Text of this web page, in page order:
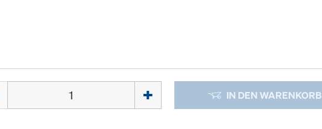
IN DEN WARENKORB